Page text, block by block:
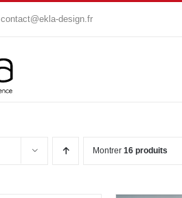
contact@ekla-design.fr
Montrer 16 produits